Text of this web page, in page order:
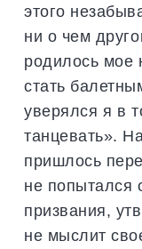
этого
ни о чем
родилось мое
стать
уверялся я в
танцевать».
пришлось
не попытался
призвания,
не мыслит